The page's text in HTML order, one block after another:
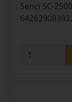
Senci SC-